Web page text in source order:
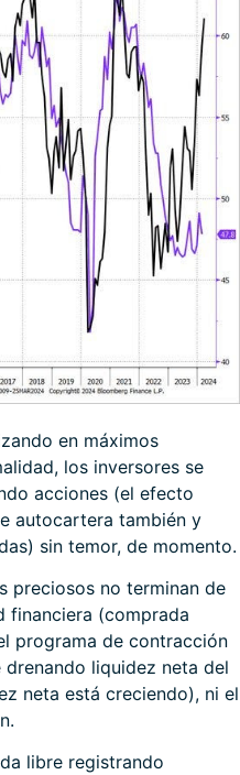
en máximos
los inversores se
acciones (el efecto
autocartera también y
sin temor, de momento.
preciosos no terminan de
financiera (comprada
programa de contracción
liquidez neta del
neta está creciendo), ni el
libre registrando